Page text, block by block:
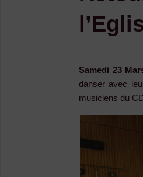
Samedi 23
danser avec
musiciens du